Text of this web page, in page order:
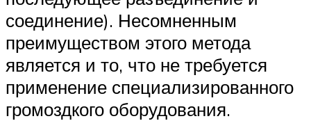
соединение). Несомненным
преимуществом этого метода
является и то, что не требуется
применение специализированного
громоздкого оборудования.